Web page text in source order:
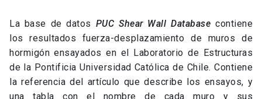
La base de datos PUC Shear Wall Database contiene
los resultados fuerza-desplazamiento de muros de
hormigón ensayados en el Laboratorio de Estructuras
de la Pontificia Universidad Católica de Chile. Contiene
la referencia del artículo que describe los ensayos, y
una tabla con el nombre de cada muro y sus